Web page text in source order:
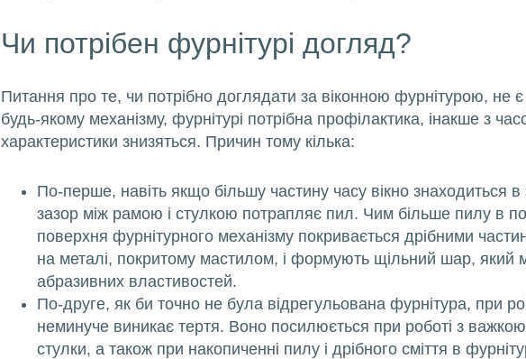
Чи потрібен фурнітурі догляд?
Питання про те, чи потрібно доглядати за віконною фурнітурою, не є
будь-якому механізму, фурнітурі потрібна профілактика, інакше з
характеристики знизяться. Причин тому кілька:
По-перше, навіть якщо більшу частину часу вікно знаходиться в
зазор між рамою і стулкою потрапляє пил. Чим більше пилу в
поверхня фурнітурного механізму покривається дрібними
на металі, покритому мастилом, і формують щільний шар, який
абразивних властивостей.
По-друге, як би точно не була відрегульована фурнітура, при
неминуче виникає тертя. Воно посилюється при роботі з
стулки, а також при накопиченні пилу і дрібного сміття в